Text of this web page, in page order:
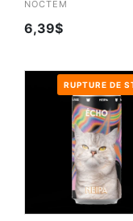
NOCTEM
6,39$
RUPTURE DE